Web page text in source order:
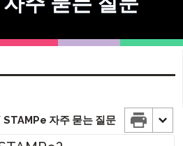
STAMPe 자주 묻는 질문